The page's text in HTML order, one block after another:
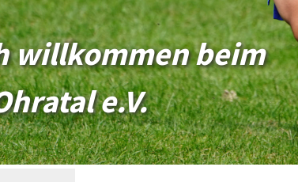
willkommen beim
e.V.